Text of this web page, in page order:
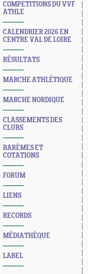
COMPETITIONS DU VVF
ATHLE
CALENDRIER 2026 EN
CENTRE VAL DE LOIRE
RÉSULTATS
MARCHE ATHLÉTIQUE
MARCHE NORDIQUE
CLASSEMENTS DES
CLUBS
BARÈMES ET
COTATIONS
FORUM
LIENS
RECORDS
MÉDIATHÈQUE
LABEL